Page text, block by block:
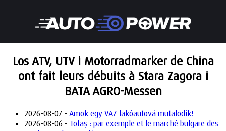
Los ATV, UTV i Motorradmarker de China
ont fait leurs débuits à Stara Zagora i
BATA AGRO-Messen
2026-08-07 - Amok egy VAZ lakóautová mutalodík!
2026-08-06 - Tofaş : par exemple et le marché bulgare des